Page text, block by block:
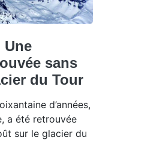
Une
sans
du Tour
d’années,
a été retrouvée
sur le glacier du